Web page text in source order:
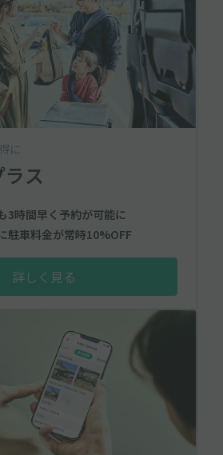
に
ス
3時間早く予約が可能に
駐車料金が常時10%OFF
詳しく見る